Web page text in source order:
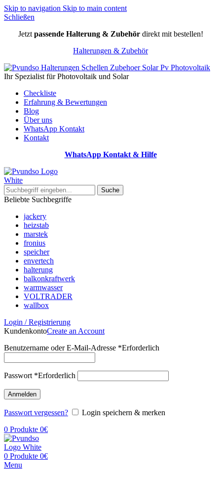
Skip to navigation Skip to main content
Schließen
Jetzt passende Halterung & Zubehördirekt mit bestellen!
Halterungen & Zubehör
Ihr Spezialist für Photovoltaik und Solar
Checkliste
Erfahrung & Bewertungen
Blog
Über uns
WhatsApp Kontakt
Kontakt
WhatsApp Kontakt & Hilfe
Suche
Beliebte Suchbegriffe
jackery
heizstab
marstek
fronius
speicher
envertech
halterung
balkonkraftwerk
warmwasser
VOLTRADER
wallbox
Login / Registrierung
KundenkontoCreate an Account
Benutzername oder E-Mail-Adresse *Erforderlich
Passwort *Erforderlich
Anmelden
Passwort vergessen?
Login speichern & merken
0 Produkte 0€
0 Produkte 0€
Menu